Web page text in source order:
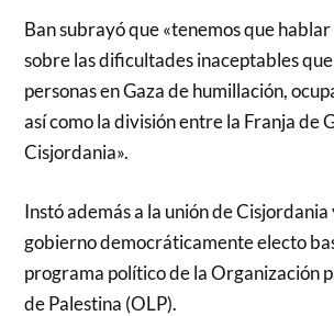
Ban subrayó que «tenemos que
sobre las dificultades inaceptables
personas en Gaza de humillación,
así como la división entre la Franja de
Cisjordania».
Instó además a la unión de Cisjordania
gobierno democráticamente electo
programa político de la Organización
de Palestina (OLP).